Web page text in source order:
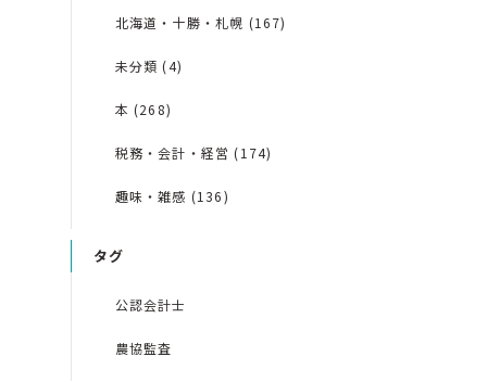
北海道・十勝・札幌 (167)
未分類 (4)
本 (268)
税務・会計・経営 (174)
趣味・雑感 (136)
タグ
公認会計士
農協監査